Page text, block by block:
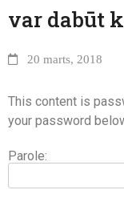
var dabūt
20 marts, 2018
This content is
your password
Parole: